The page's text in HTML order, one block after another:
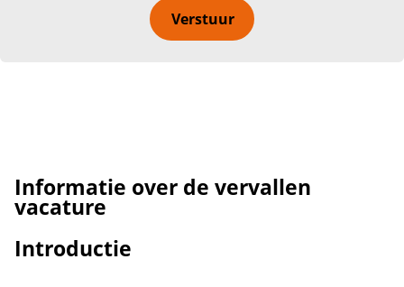
Verstuur
Informatie over de vervallen
vacature
Introductie